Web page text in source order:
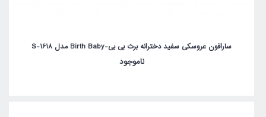
سارافون عروسکی سفید دخترانه برث بی بی-Birth Baby مدل S-1618
ناموجود